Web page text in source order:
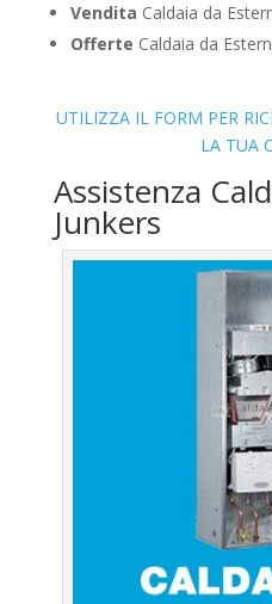
Vendita Caldaia da
Offerte Caldaia da
UTILIZZA IL FORM PER
LA TUA
Assistenza
Junkers